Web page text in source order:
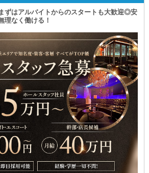
ずはアルバイトからのスタートも大歓迎◎安
理なく働ける！